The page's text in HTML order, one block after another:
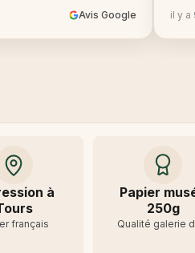
Avis Google il y a
à
français
Papier
250g
Qualité galerie